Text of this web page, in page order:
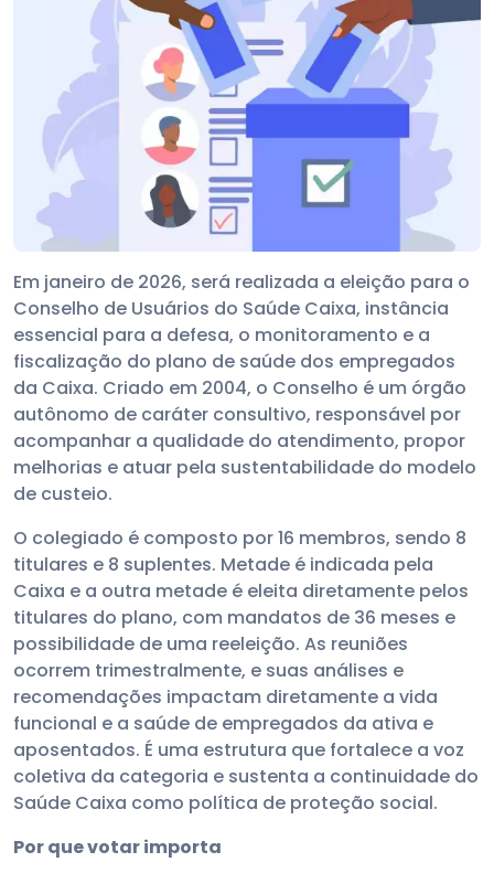
Em janeiro de 2026, será realizada a eleição para o
Conselho de Usuários do Saúde Caixa, instância
essencial para a defesa, o monitoramento e a
fiscalização do plano de saúde dos empregados
da Caixa. Criado em 2004, o Conselho é um órgão
autônomo de caráter consultivo, responsável por
acompanhar a qualidade do atendimento, propor
melhorias e atuar pela sustentabilidade do modelo
de custeio.
O colegiado é composto por 16 membros, sendo 8
titulares e 8 suplentes. Metade é indicada pela
Caixa e a outra metade é eleita diretamente pelos
titulares do plano, com mandatos de 36 meses e
possibilidade de uma reeleição. As reuniões
ocorrem trimestralmente, e suas análises e
recomendações impactam diretamente a vida
funcional e a saúde de empregados da ativa e
aposentados. É uma estrutura que fortalece a voz
coletiva da categoria e sustenta a continuidade do
Saúde Caixa como política de proteção social.
Por que votar importa